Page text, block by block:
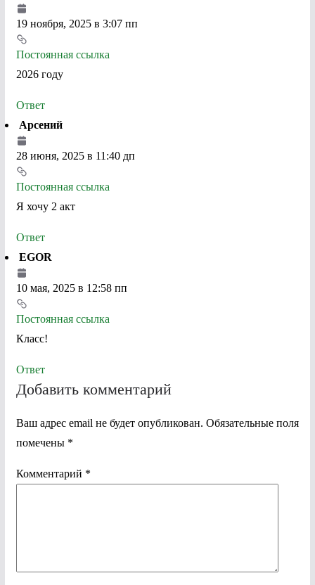
19 ноября, 2025 в 3:07 пп
Постоянная ссылка
2026 году
Ответ
Арсений
28 июня, 2025 в 11:40 дп
Постоянная ссылка
Я хочу 2 акт
Ответ
EGOR
10 мая, 2025 в 12:58 пп
Постоянная ссылка
Класс!
Ответ
Добавить комментарий
Ваш адрес email не будет опубликован. Обязательные поля
помечены *
Комментарий *